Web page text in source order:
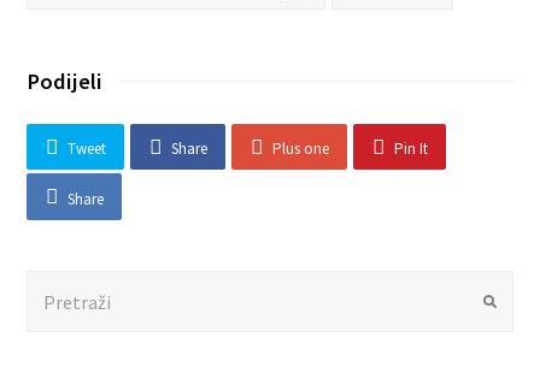
Podijeli
Tweet Share Plus one Pin It
Share